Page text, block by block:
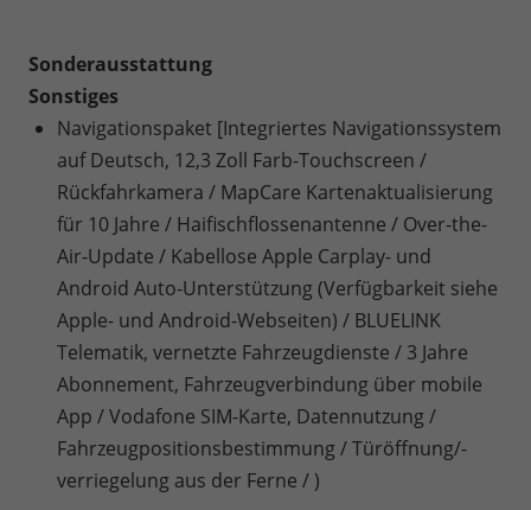
Sonderausstattung
Sonstiges
Navigationspaket [Integriertes Navigationssystem
auf Deutsch, 12,3 Zoll Farb-Touchscreen /
Rückfahrkamera / MapCare Kartenaktualisierung
für 10 Jahre / Haifischflossenantenne / Over-the-
Air-Update / Kabellose Apple Carplay- und
Android Auto-Unterstützung (Verfügbarkeit siehe
Apple- und Android-Webseiten) / BLUELINK
Telematik, vernetzte Fahrzeugdienste / 3 Jahre
Abonnement, Fahrzeugverbindung über mobile
App / Vodafone SIM-Karte, Datennutzung /
Fahrzeugpositionsbestimmung / Türöffnung/-
verriegelung aus der Ferne / )